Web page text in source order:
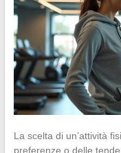
La scelta di un’attività
preferenze o delle